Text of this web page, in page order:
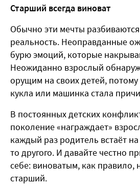
Старший всегда виноват
Обычно эти мечты
реальность. Неоправданные
бурю эмоций, которые
Неожиданно взрослый
орущим на своих детей,
кукла или машинка стала
В постоянных детских
поколение «награждает»
каждый раз родитель встаёт
то другого. И давайте честно
себе: виноватым, как правило,
старший.